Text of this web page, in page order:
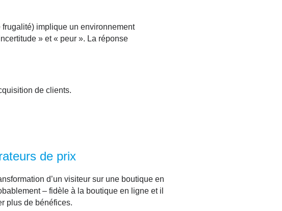
implique un environnement
» et « peur ». La réponse
de clients.
de prix
d’un visiteur sur une boutique en
– fidèle à la boutique en ligne et il
plus de bénéfices.